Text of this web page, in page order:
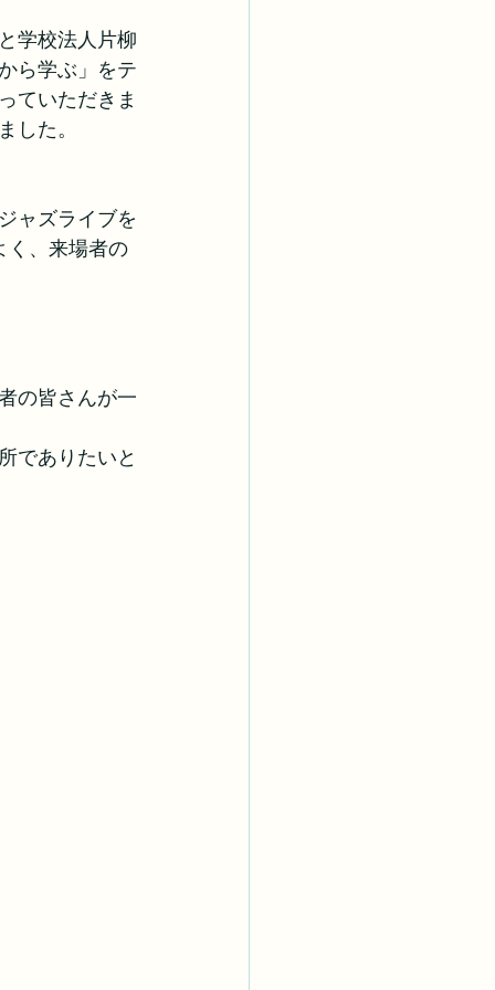
学校法人片柳
ら学ぶ」をテ
ていただきま
した。
ャズライブを
く、来場者の
の皆さんが一
でありたいと